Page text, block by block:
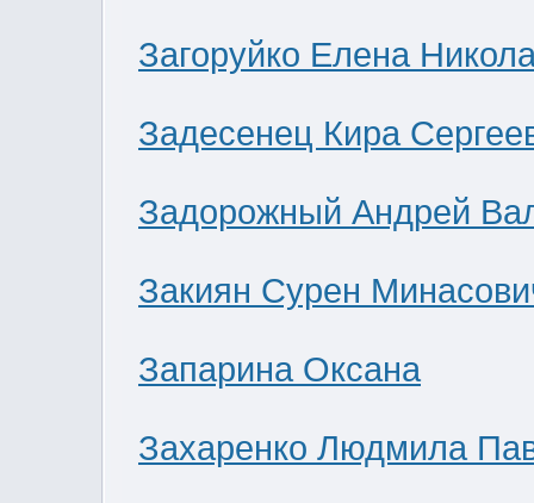
Загоруйко Елена
Задесенец Кира
Задорожный Андрей
Закиян Сурен
Запарина Оксана
Захаренко Людмила